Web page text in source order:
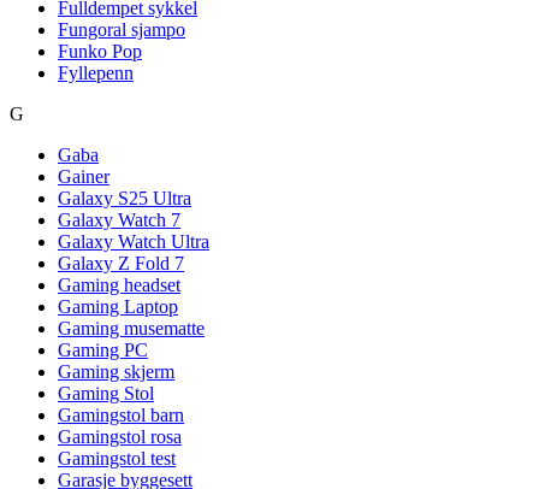
Fulldempet sykkel
Fungoral sjampo
Funko Pop
Fyllepenn
G
Gaba
Gainer
Galaxy S25 Ultra
Galaxy Watch 7
Galaxy Watch Ultra
Galaxy Z Fold 7
Gaming headset
Gaming Laptop
Gaming musematte
Gaming PC
Gaming skjerm
Gaming Stol
Gamingstol barn
Gamingstol rosa
Gamingstol test
Garasje byggesett